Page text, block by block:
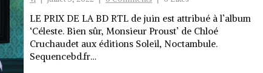
LE PRIX DE LA BD RTL de juin est attribué à l’album
‘Céleste. Bien sûr, Monsieur Proust’ de Chloé
Cruchaudet aux éditions Soleil, Noctambule.
Sequencebd.fr…